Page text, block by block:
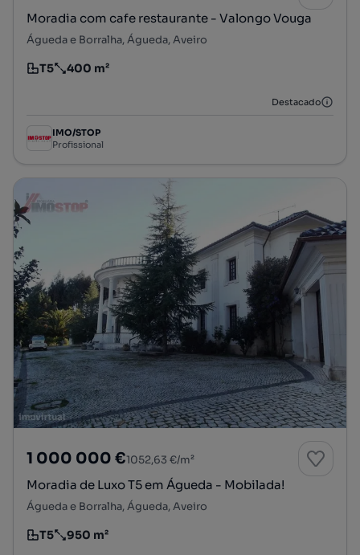
Moradia com cafe restaurante - Valongo Vouga
Águeda e Borralha, Águeda, Aveiro
Tipologia
T5
Preço por metro quadrado
400 m²
Destacado
IMO/STOP
Profissional
1 000 000 €1052,63 €/m²
Moradia de Luxo T5 em Águeda - Mobilada!
Águeda e Borralha, Águeda, Aveiro
Tipologia
T5
Preço por metro quadrado
950 m²